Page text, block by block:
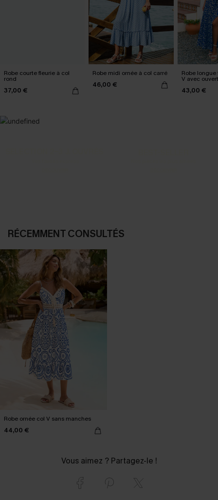
Robe courte fleurie à col
rond
37,00 €
Robe midi ornée à col carré
46,00 €
Robe longue
V avec
43,00 €
RÉCEMMENT CONSULTÉS
Robe ornée col V sans manches
44,00 €
Vous aimez ? Partagez-le !